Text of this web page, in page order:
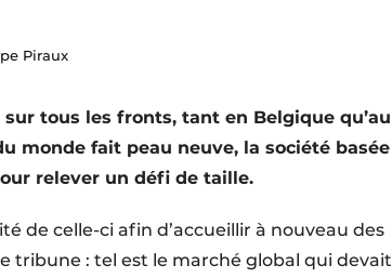
Piraux
tous les fronts, tant en Belgique qu’au
monde fait peau neuve, la société basée
relever un défi de taille.
de celle-ci afin d’accueillir à nouveau des
tribune : tel est le marché global qui devait